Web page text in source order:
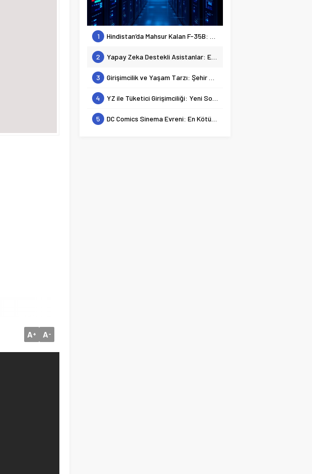
A+ A-
1 Hindistan’da Mahsur Kalan F-35B: Jeopolitik Sonuçları
2 Yapay Zeka Destekli Asistanlar: Elon Musk’tan Romantik Bir Hamle mi?
3 Girişimcilik ve Yaşam Tarzı: Şehir Değişiminin Nedenleri ve Etkileri
4 YZ ile Tüketici Girişimciliği: Yeni Sosyal Bağlantılar
5 DC Comics Sinema Evreni: En Kötülerden En İyilerine Bir Bakış